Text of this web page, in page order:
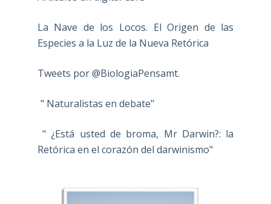
La Nave de los Locos. El Origen de las
Especies a la Luz de la Nueva Retórica
Tweets por @BiologiaPensamt.
" Naturalistas en debate"
" ¿Está usted de broma, Mr Darwin?: la
Retórica en el corazón del darwinismo"